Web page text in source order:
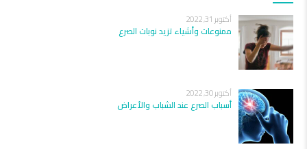
أكتوبر 31, 2022
ممنوعات وأشياء تزيد نوبات الصرع
أكتوبر 30, 2022
أسباب الصرع عند الشباب والأعراض